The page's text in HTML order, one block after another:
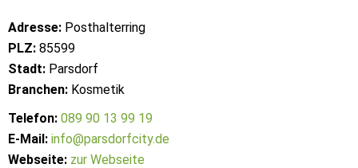
Adresse: Posthalterring
PLZ: 85599
Stadt: Parsdorf
Branchen: Kosmetik
Telefon: 089 90 13 99 19
E-Mail: info@parsdorfcity.de
Webseite: zur Webseite